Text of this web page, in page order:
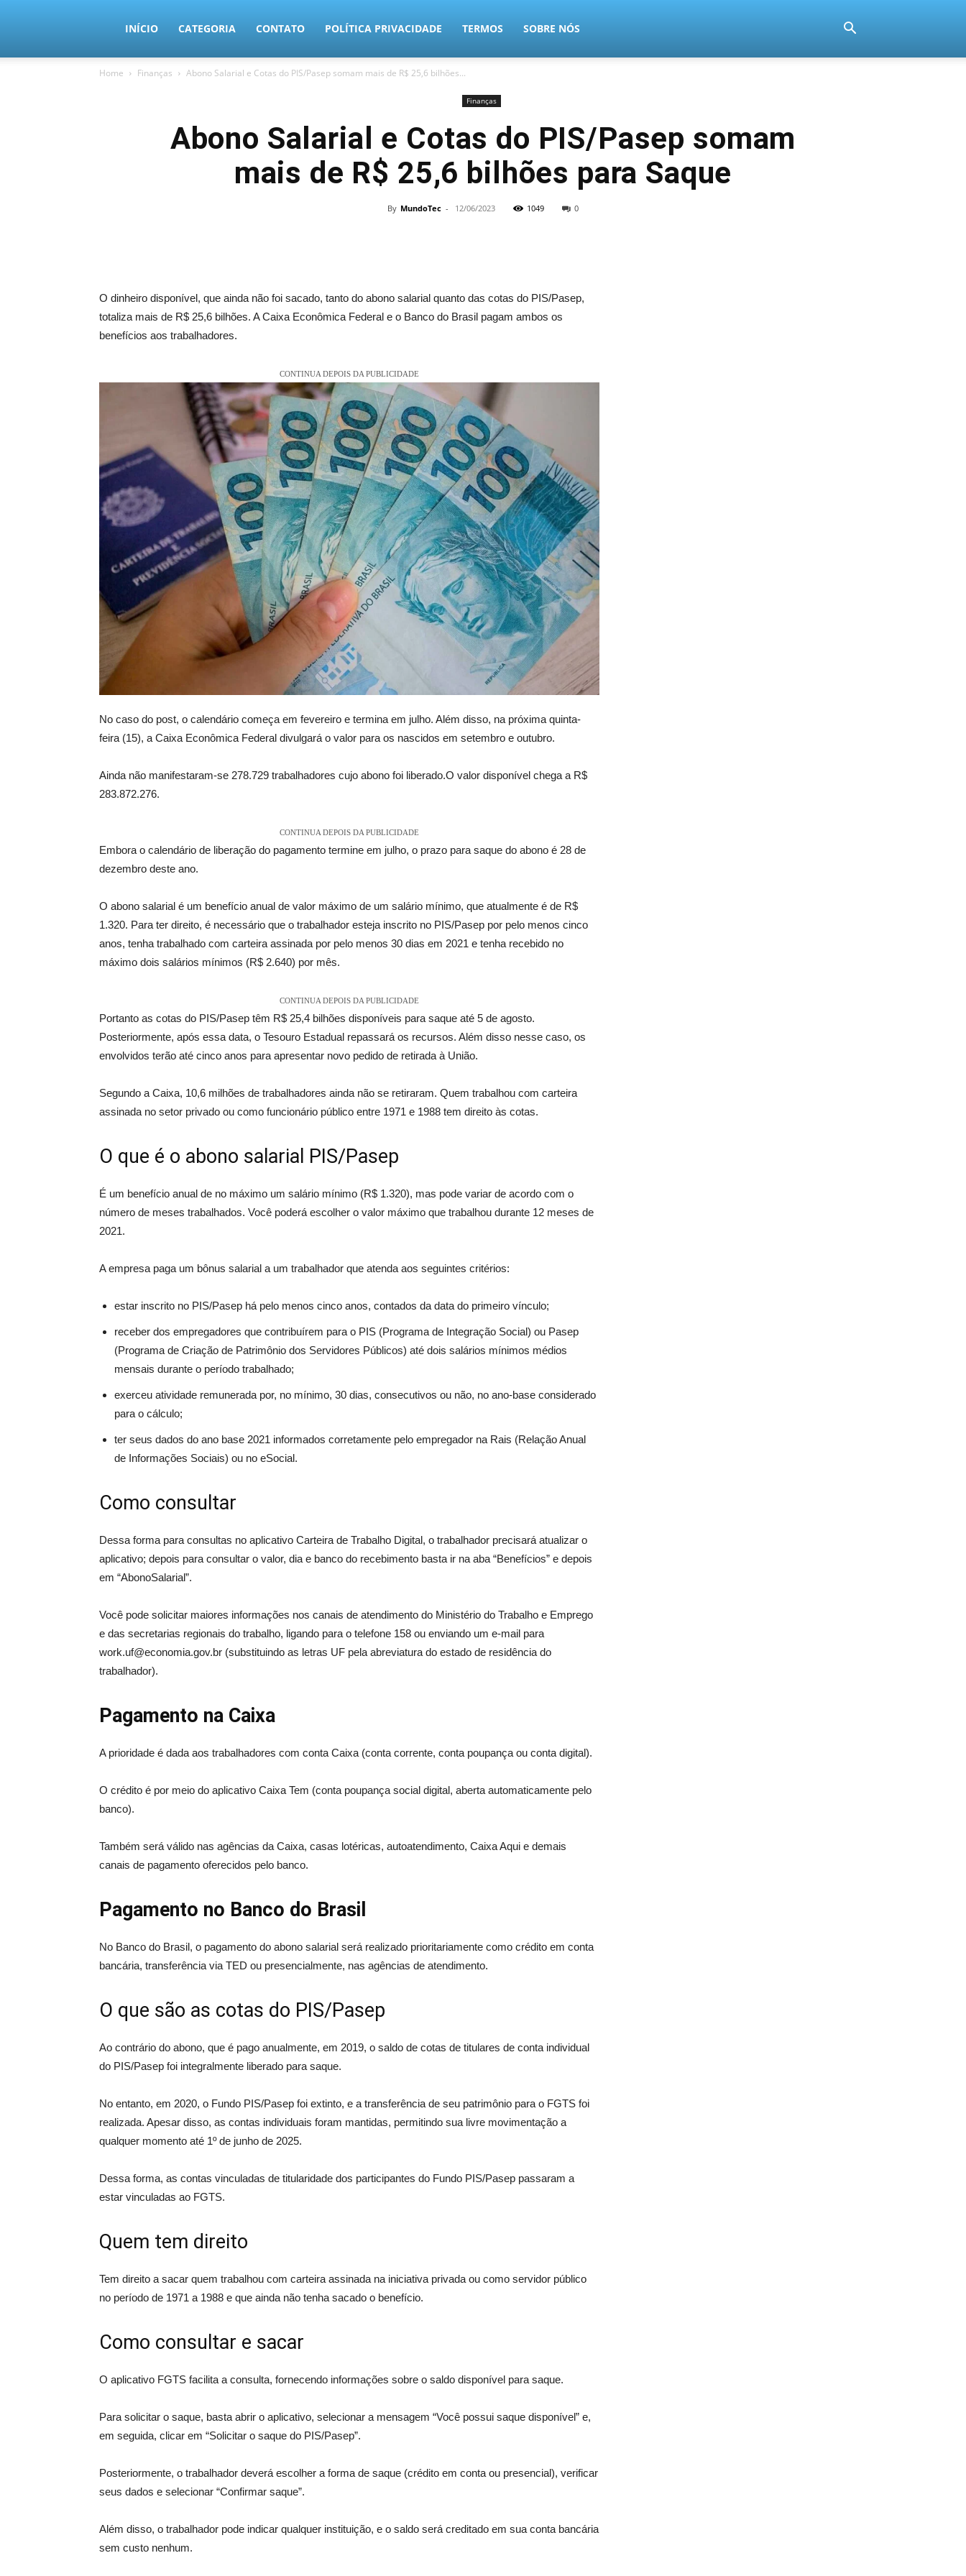
MundoTec
INÍCIO CATEGORIA CONTATO POLÍTICA PRIVACIDADE TERMOS SOBRE NÓS
Home Finanças Abono Salarial e Cotas do PIS/Pasep somam mais de R$ 25,6 bilhões...
Finanças
Abono Salarial e Cotas do PIS/Pasep somam
mais de R$ 25,6 bilhões para Saque
By MundoTec - 12/06/2023 1049 0
O dinheiro disponível, que ainda não foi sacado, tanto do abono salarial quanto das cotas do PIS/Pasep,
totaliza mais de R$ 25,6 bilhões. A Caixa Econômica Federal e o Banco do Brasil pagam ambos os
benefícios aos trabalhadores.
CONTINUA DEPOIS DA PUBLICIDADE
No caso do post, o calendário começa em fevereiro e termina em julho. Além disso, na próxima quinta-
feira (15), a Caixa Econômica Federal divulgará o valor para os nascidos em setembro e outubro.
Ainda não manifestaram-se 278.729 trabalhadores cujo abono foi liberado.O valor disponível chega a R$
283.872.276.
CONTINUA DEPOIS DA PUBLICIDADE
Embora o calendário de liberação do pagamento termine em julho, o prazo para saque do abono é 28 de
dezembro deste ano.
O abono salarial é um benefício anual de valor máximo de um salário mínimo, que atualmente é de R$
1.320. Para ter direito, é necessário que o trabalhador esteja inscrito no PIS/Pasep por pelo menos cinco
anos, tenha trabalhado com carteira assinada por pelo menos 30 dias em 2021 e tenha recebido no
máximo dois salários mínimos (R$ 2.640) por mês.
CONTINUA DEPOIS DA PUBLICIDADE
Portanto as cotas do PIS/Pasep têm R$ 25,4 bilhões disponíveis para saque até 5 de agosto.
Posteriormente, após essa data, o Tesouro Estadual repassará os recursos. Além disso nesse caso, os
envolvidos terão até cinco anos para apresentar novo pedido de retirada à União.
Segundo a Caixa, 10,6 milhões de trabalhadores ainda não se retiraram. Quem trabalhou com carteira
assinada no setor privado ou como funcionário público entre 1971 e 1988 tem direito às cotas.
O que é o abono salarial PIS/Pasep
É um benefício anual de no máximo um salário mínimo (R$ 1.320), mas pode variar de acordo com o
número de meses trabalhados. Você poderá escolher o valor máximo que trabalhou durante 12 meses de
2021.
A empresa paga um bônus salarial a um trabalhador que atenda aos seguintes critérios:
estar inscrito no PIS/Pasep há pelo menos cinco anos, contados da data do primeiro vínculo;
receber dos empregadores que contribuírem para o PIS (Programa de Integração Social) ou Pasep
(Programa de Criação de Patrimônio dos Servidores Públicos) até dois salários mínimos médios
mensais durante o período trabalhado;
exerceu atividade remunerada por, no mínimo, 30 dias, consecutivos ou não, no ano-base considerado
para o cálculo;
ter seus dados do ano base 2021 informados corretamente pelo empregador na Rais (Relação Anual
de Informações Sociais) ou no eSocial.
Como consultar
Dessa forma para consultas no aplicativo Carteira de Trabalho Digital, o trabalhador precisará atualizar o
aplicativo; depois para consultar o valor, dia e banco do recebimento basta ir na aba “Benefícios” e depois
em “AbonoSalarial”.
Você pode solicitar maiores informações nos canais de atendimento do Ministério do Trabalho e Emprego
e das secretarias regionais do trabalho, ligando para o telefone 158 ou enviando um e-mail para
work.uf@economia.gov.br (substituindo as letras UF pela abreviatura do estado de residência do
trabalhador).
Pagamento na Caixa
A prioridade é dada aos trabalhadores com conta Caixa (conta corrente, conta poupança ou conta digital).
O crédito é por meio do aplicativo Caixa Tem (conta poupança social digital, aberta automaticamente pelo
banco).
Também será válido nas agências da Caixa, casas lotéricas, autoatendimento, Caixa Aqui e demais
canais de pagamento oferecidos pelo banco.
Pagamento no Banco do Brasil
No Banco do Brasil, o pagamento do abono salarial será realizado prioritariamente como crédito em conta
bancária, transferência via TED ou presencialmente, nas agências de atendimento.
O que são as cotas do PIS/Pasep
Ao contrário do abono, que é pago anualmente, em 2019, o saldo de cotas de titulares de conta individual
do PIS/Pasep foi integralmente liberado para saque.
No entanto, em 2020, o Fundo PIS/Pasep foi extinto, e a transferência de seu patrimônio para o FGTS foi
realizada. Apesar disso, as contas individuais foram mantidas, permitindo sua livre movimentação a
qualquer momento até 1º de junho de 2025.
Dessa forma, as contas vinculadas de titularidade dos participantes do Fundo PIS/Pasep passaram a
estar vinculadas ao FGTS.
Quem tem direito
Tem direito a sacar quem trabalhou com carteira assinada na iniciativa privada ou como servidor público
no período de 1971 a 1988 e que ainda não tenha sacado o benefício.
Como consultar e sacar
O aplicativo FGTS facilita a consulta, fornecendo informações sobre o saldo disponível para saque.
Para solicitar o saque, basta abrir o aplicativo, selecionar a mensagem “Você possui saque disponível” e,
em seguida, clicar em “Solicitar o saque do PIS/Pasep”.
Posteriormente, o trabalhador deverá escolher a forma de saque (crédito em conta ou presencial), verificar
seus dados e selecionar “Confirmar saque”.
Além disso, o trabalhador pode indicar qualquer instituição, e o saldo será creditado em sua conta bancária
sem custo nenhum.